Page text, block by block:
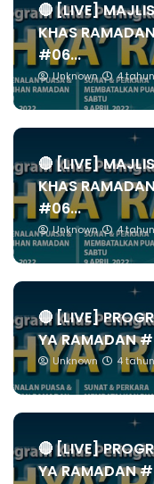
🔴 [LIVE]
KHAS
#06...
Unknown 4
🔴 [LIVE]
KHAS
#06...
Unknown 4
🔴 [LIVE]
YA RAMADAN
Unknown 4
🔴 [LIVE]
YA RAMADAN